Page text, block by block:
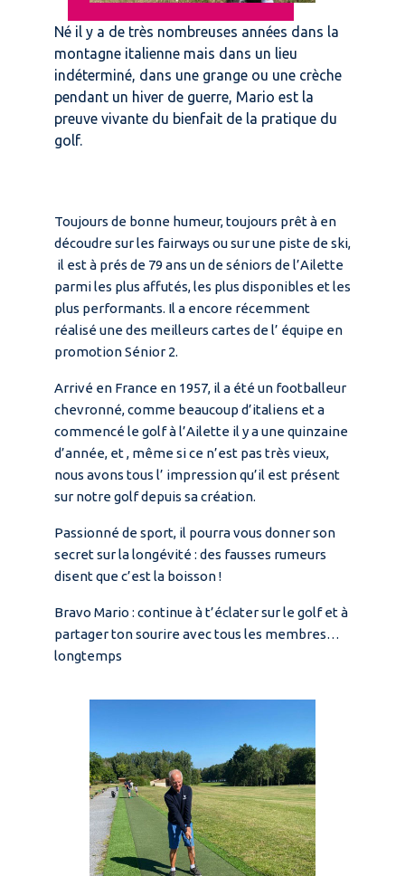
Né il y a de très nombreuses années dans la
montagne italienne mais dans un lieu
indéterminé, dans une grange ou une crèche
pendant un hiver de guerre, Mario est la
preuve vivante du bienfait de la pratique du
golf.
Toujours de bonne humeur, toujours prêt à en
découdre sur les fairways ou sur une piste de ski,
il est à prés de 79 ans un de séniors de l’Ailette
parmi les plus affutés, les plus disponibles et les
plus performants. Il a encore récemment
réalisé une des meilleurs cartes de l’ équipe en
promotion Sénior 2.
Arrivé en France en 1957, il a été un footballeur
chevronné, comme beaucoup d’italiens et a
commencé le golf à l’Ailette il y a une quinzaine
d’année, et , même si ce n’est pas très vieux,
nous avons tous l’ impression qu’il est présent
sur notre golf depuis sa création.
Passionné de sport, il pourra vous donner son
secret sur la longévité : des fausses rumeurs
disent que c’est la boisson !
Bravo Mario : continue à t’éclater sur le golf et à
partager ton sourire avec tous les membres…
longtemps